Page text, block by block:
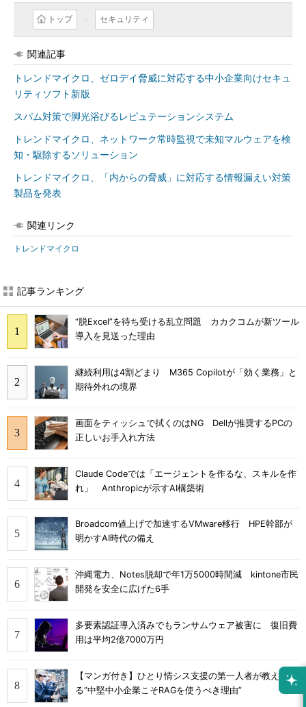
トップ セキュリティ
関連記事
トレンドマイクロ、ゼロデイ脅威に対応する中小企業向けセキュ
リティソフト新版
スパム対策で脚光浴びるレピュテーションシステム
トレンドマイクロ、ネットワーク常時監視で未知マルウェアを検
知・駆除するソリューション
トレンドマイクロ、「内からの脅威」に対応する情報漏えい対策
製品を発表
関連リンク
トレンドマイクロ
記事ランキング
“脱Excel”を待ち受ける乱立問題 カカクコムが新ツール
導入を見送った理由
継続利用は4割どまり M365 Copilotが「効く業務」と
期待外れの境界
画面をティッシュで拭くのはNG Dellが推奨するPCの
正しいお手入れ方法
Claude Codeでは「エージェントを作るな、スキルを作
れ」 Anthropicが示すAI構築術
Broadcom値上げで加速するVMware移行 HPE幹部が
明かすAI時代の備え
沖縄電力、Notes脱却で年1万5000時間減 kintone市民
開発を安全に広げた6手
多要素認証導入済みでもランサムウェア被害に 復旧費
用は平均2億7000万円
【マンガ付き】ひとり情シス支援の第一人者が教え
る”中堅中小企業こそRAGを使うべき理由”